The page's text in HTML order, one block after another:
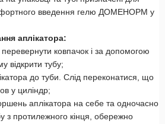
введення гелю ДОМЕНОРМ у
аплікатора:
ковпачок і за допомогою
відкрити тубу;
до туби. Слід переконатися, що
у циліндр;
аплікатора на себе та одночасно
з протилежного кінця, обережно